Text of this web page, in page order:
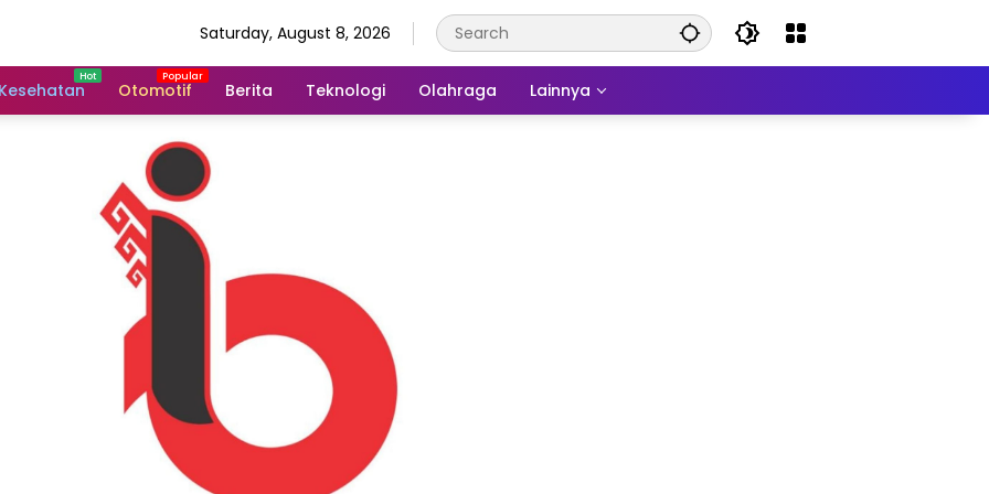
Saturday, August 8, 2026
Kesehatan Otomotif Berita Teknologi Olahraga Lainnya